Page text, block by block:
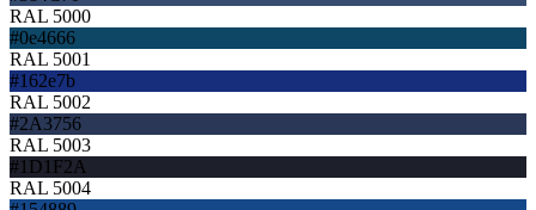
RAL 5000
#0e4666
RAL 5001
#162e7b
RAL 5002
#2A3756
RAL 5003
#1D1F2A
RAL 5004